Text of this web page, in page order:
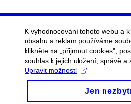
K vyhodnocování tohoto webu a
obsahu a reklam používáme
klikněte na „přijmout cookies",
souhlas k jejich uložení, správě a
Upravit možnosti
Jen